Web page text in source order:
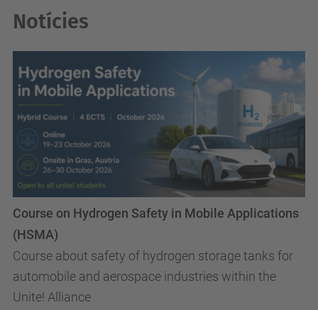
Notícies
Course about safety of hydrogen storage tanks for
automobile and aerospace industries within the
Unite! Alliance
Course on Hydrogen Safety in Mobile Applications
(HSMA)